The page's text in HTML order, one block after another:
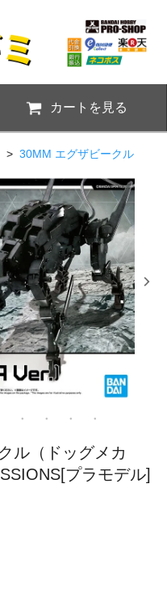
カートを見る
> 30MM エグザビークル
ル（ドッグメカ
プラモデル]